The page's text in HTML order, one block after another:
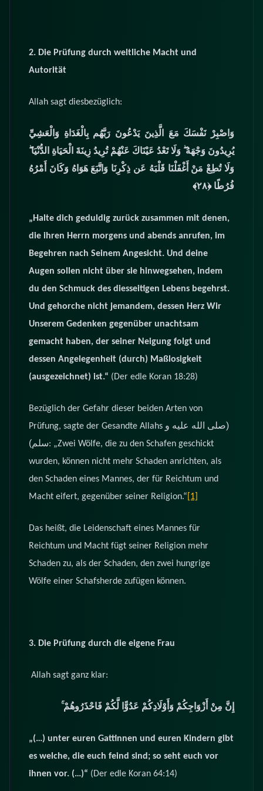
2. Die Prüfung durch weltliche Macht und
Autorität
Allah sagt diesbezüglich:
وَاصْبِرْ نَفْسَكَ مَعَ الَّذِينَ يَدْعُونَ رَبَّهُم بِالْغَدَاةِ وَالْعَشِيِّ
يُرِيدُونَ وَجْهَهُ ۖ وَلَا تَعْدُ عَيْنَاكَ عَنْهُمْ تُرِيدُ زِينَةَ الْحَيَاةِ الدُّنْيَا ۖ
وَلَا تُطِعْ مَنْ أَغْفَلْنَا قَلْبَهُ عَن ذِكْرِنَا وَاتَّبَعَ هَوَاهُ وَكَانَ أَمْرُهُ
فُرُطًا ﴿٢٨﴾‏
„Halte dich geduldig zurück zusammen mit denen,
die ihren Herrn morgens und abends anrufen, im
Begehren nach Seinem Angesicht. Und deine
Augen sollen nicht über sie hinwegsehen, indem
du den Schmuck des diesseitigen Lebens begehrst.
Und gehorche nicht jemandem, dessen Herz Wir
Unserem Gedenken gegenüber unachtsam
gemacht haben, der seiner Neigung folgt und
dessen Angelegenheit (durch) Maßlosigkeit
(ausgezeichnet) ist.“ (Der edle Koran 18:28)
Bezüglich der Gefahr dieser beiden Arten von
Prüfung, sagte der Gesandte Allahs (صلى الله عليه و
سلم): „Zwei Wölfe, die zu den Schafen geschickt
wurden, können nicht mehr Schaden anrichten, als
den Schaden eines Mannes, der für Reichtum und
Macht eifert, gegenüber seiner Religion.“ [1]
Das heißt, die Leidenschaft eines Mannes für
Reichtum und Macht fügt seiner Religion mehr
Schaden zu, als der Schaden, den zwei hungrige
Wölfe einer Schafsherde zufügen können.
3. Die Prüfung durch die eigene Frau
Allah sagt ganz klar:
إِنَّ مِنْ أَزْوَاجِكُمْ وَأَوْلَادِكُمْ عَدُوًّا لَّكُمْ فَاحْذَرُوهُمْ ۚ
„(…) unter euren Gattinnen und euren Kindern gibt
es welche, die euch feind sind; so seht euch vor
ihnen vor. (…)“ (Der edle Koran 64:14)